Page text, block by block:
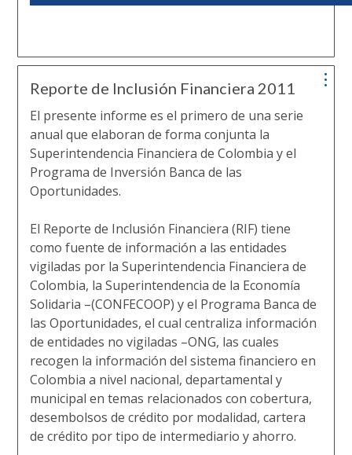
Reporte de Inclusión Financiera 2011
El presente informe es el primero de una serie
anual que elaboran de forma conjunta la
Superintendencia Financiera de Colombia y el
Programa de Inversión Banca de las
Oportunidades.
El Reporte de Inclusión Financiera (RIF) tiene
como fuente de información a las entidades
vigiladas por la Superintendencia Financiera de
Colombia, la Superintendencia de la Economía
Solidaria –(CONFECOOP) y el Programa Banca de
las Oportunidades, el cual centraliza información
de entidades no vigiladas –ONG, las cuales
recogen la información del sistema financiero en
Colombia a nivel nacional, departamental y
municipal en temas relacionados con cobertura,
desembolsos de crédito por modalidad, cartera
de crédito por tipo de intermediario y ahorro.